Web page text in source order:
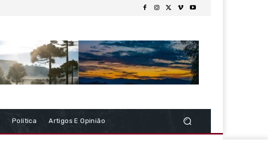
Política Artigos E Opinião